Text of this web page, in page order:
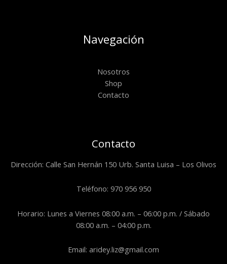
Navegación
Nosotros
Shop
Contacto
Contacto
Dirección: Calle San Hernán 150 Urb. Santa Luisa – Los Olivos
Teléfono: 970 956 950
Horario: Lunes a Viernes 08:00 a.m. – 06:00 p.m. / Sábado
08:00 a.m. – 04:00 p.m.
Email: aridey.liz@gmail.com